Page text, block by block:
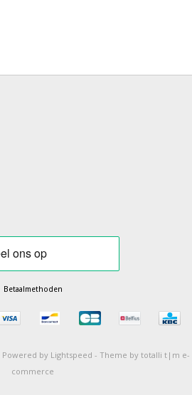
Betaalmethoden
Powered by Lightspeed - Theme by totalli t|m e-
commerce